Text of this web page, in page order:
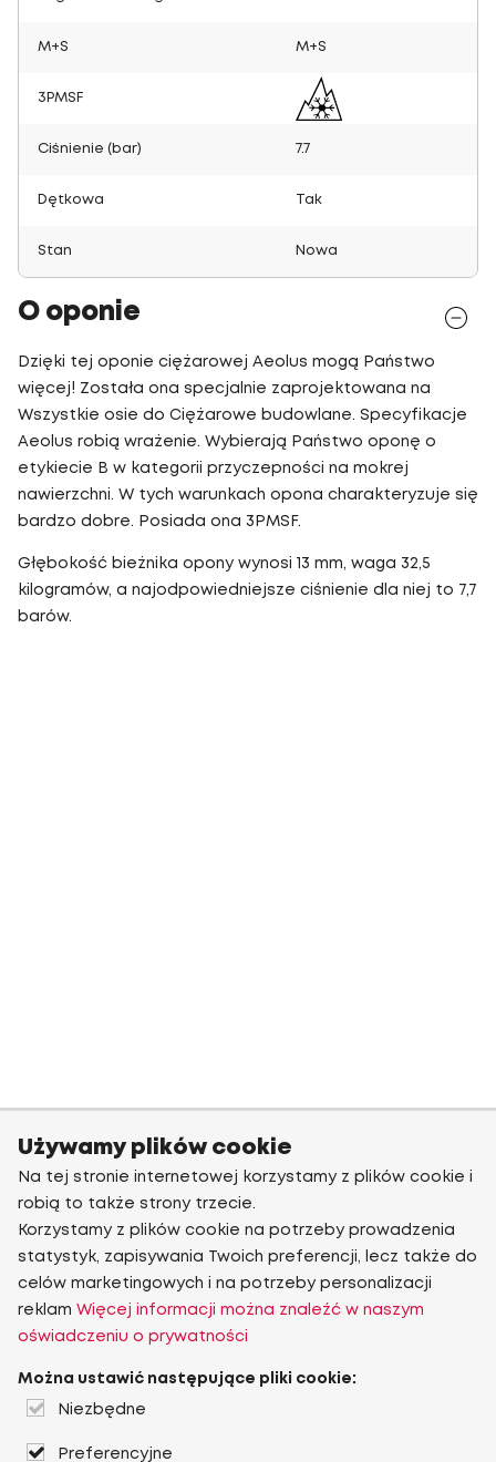
M+S M+S
3PMSF
Ciśnienie (bar) 7.7
Dętkowa Tak
Stan Nowa
O oponie
Dzięki tej oponie ciężarowej Aeolus mogą Państwo
więcej! Została ona specjalnie zaprojektowana na
Wszystkie osie do Ciężarowe budowlane. Specyfikacje
Aeolus robią wrażenie. Wybierają Państwo oponę o
etykiecie B w kategorii przyczepności na mokrej
nawierzchni. W tych warunkach opona charakteryzuje się
bardzo dobre. Posiada ona 3PMSF.
Głębokość bieżnika opony wynosi 13 mm, waga 32,5
kilogramów, a najodpowiedniejsze ciśnienie dla niej to 7,7
barów.
Używamy plików cookie
Na tej stronie internetowej korzystamy z plików cookie i
robią to także strony trzecie.
Korzystamy z plików cookie na potrzeby prowadzenia
statystyk, zapisywania Twoich preferencji, lecz także do
celów marketingowych i na potrzeby personalizacji
reklam Więcej informacji można znaleźć w naszym
oświadczeniu o prywatności
Można ustawić następujące pliki cookie:
Niezbędne
Preferencyjne